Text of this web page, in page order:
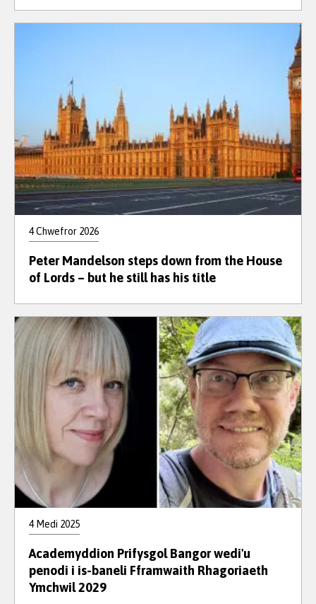
4 Chwefror 2026
Peter Mandelson steps down from the House
of Lords – but he still has his title
4 Medi 2025
Academyddion Prifysgol Bangor wedi'u
penodi i is-baneli Fframwaith Rhagoriaeth
Ymchwil 2029